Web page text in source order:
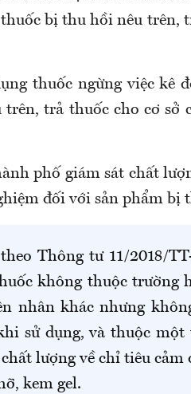
bị thu hồi nêu trên,
thuốc ngừng việc kê
trả thuốc cho cơ sở
phố giám sát chất
đối với sản phẩm bị
Thông tư 11/2018/
không thuộc trường
nhân khác nhưng
sử dụng, và thuộc một
lượng về chỉ tiêu cảm
kem gel.